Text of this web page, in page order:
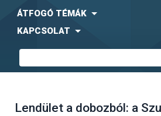
ÁTFOGÓ TÉMÁK
KAPCSOLAT
Lendület a dobozból: a